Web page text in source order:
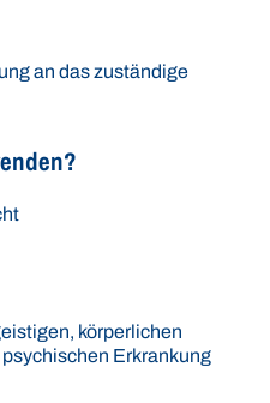
an das zuständige
körperlichen
Erkrankung